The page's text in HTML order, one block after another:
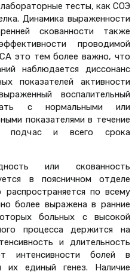
тесты, как СОЭ
Динамика выраженности
скованности также
проводимой
это тем более важно, что
наблюдается диссонанс
показателей активности
воспалительный
с нормальными или
показателями в течение
подчас и всего срока
или скованность
в поясничном отделе
распространяется по всему
более выражена в ранние
больных с высокой
процесса держится на
и длительность
интенсивности болей в
их единый генез. Наличие